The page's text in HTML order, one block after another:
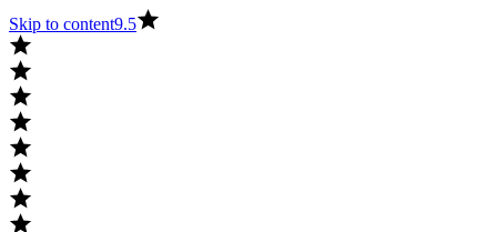
Skip to content9.5